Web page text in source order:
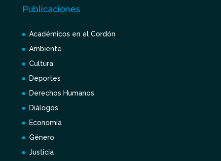
Publicaciones
Académicos en el Cordón
Ambiente
Cultura
Deportes
Derechos Humanos
Diálogos
Economía
Género
Justicia